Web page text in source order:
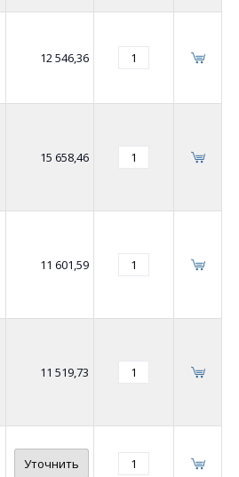
12 546,36
15 658,46
11 601,59
11 519,73
Уточнить